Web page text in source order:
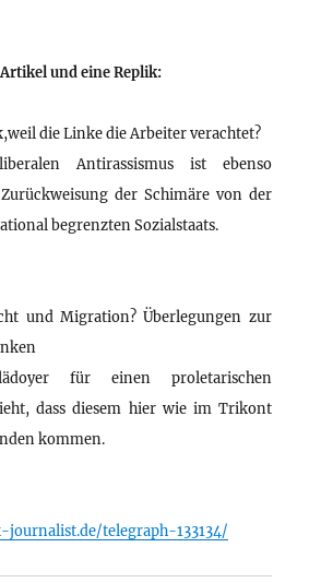
und eine Replik:
die Linke die Arbeiter verachtet?
Antirassismus ist ebenso
der Schimäre von der
begrenzten Sozialstaats.
und Migration? Überlegungen zur
für einen proletarischen
dass diesem hier wie im Trikont
kommen.
telegraph-133134/